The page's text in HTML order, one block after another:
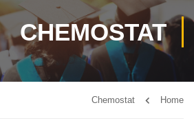
CHEMOSTAT
Home
Chemostat